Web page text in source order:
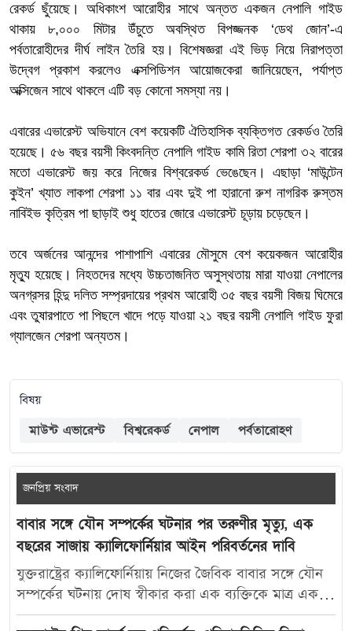
রেকর্ড ছুঁয়েছে। অধিকাংশ আরোহীর সাথে অন্তত একজন নেপালি গাইড
থাকায় ৮,০০০ মিটার উঁচুতে অবস্থিত বিপজ্জনক ‘ডেথ জোন’-এ
পর্বতারোহীদের দীর্ঘ লাইন তৈরি হয়। বিশেষজ্ঞরা এই ভিড় নিয়ে নিরাপত্তা
উদ্বেগ প্রকাশ করলেও এক্সপিডিশন আয়োজকেরা জানিয়েছেন, পর্যাপ্ত
অক্সিজেন সাথে থাকলে এটি বড় কোনো সমস্যা নয়।
এবারের এভারেস্ট অভিযানে বেশ কয়েকটি ঐতিহাসিক ব্যক্তিগত রেকর্ডও তৈরি
হয়েছে। ৫৬ বছর বয়সী কিংবদন্তি নেপালি গাইড কামি রিতা শেরপা ৩২ বারের
মতো এভারেস্ট জয় করে নিজের বিশ্বরেকর্ড ভেঙেছেন। এছাড়া ‘মাউন্টেন
কুইন’ খ্যাত লাকপা শেরপা ১১ বার এবং দুই পা হারানো রুশ নাগরিক রুস্তম
নাবিইভ কৃত্রিম পা ছাড়াই শুধু হাতের জোরে এভারেস্ট চূড়ায় চড়েছেন।
তবে অর্জনের আনন্দের পাশাপাশি এবারের মৌসুমে বেশ কয়েকজন আরোহীর
মৃত্যু হয়েছে। নিহতদের মধ্যে উচ্চতাজনিত অসুস্থতায় মারা যাওয়া নেপালের
অনগ্রসর হিন্দু দলিত সম্প্রদায়ের প্রথম আরোহী ৩৫ বছর বয়সী বিজয় ঘিমেরে
এবং তুষারপাতে পা পিছলে খাদে পড়ে যাওয়া ২১ বছর বয়সী নেপালি গাইড ফুরা
গ্যালজেন শেরপা অন্যতম।
বিষয়
মাউন্ট এভারেস্ট বিশ্বরেকর্ড নেপাল পর্বতারোহণ
জনপ্রিয় সংবাদ
বাবার সঙ্গে যৌন সম্পর্কের ঘটনার পর তরুণীর মৃত্যু, এক
বছরের সাজায় ক্যালিফোর্নিয়ার আইন পরিবর্তনের দাবি
যুক্তরাষ্ট্রের ক্যালিফোর্নিয়ায় নিজের জৈবিক বাবার সঙ্গে যৌন
সম্পর্কের ঘটনায় দোষ স্বীকার করা এক ব্যক্তিকে মাত্র এক
বছরের কারাদণ্ড দেওয়ায় নতুন করে বিতর্ক তৈরি হয়েছে।